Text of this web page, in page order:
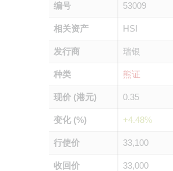
编号 53009
相关资产 HSI
发行商 瑞银
种类 熊证
现价 (港元) 0.35
变化 (%) +4.48%
行使价 33,100
收回价 33,000